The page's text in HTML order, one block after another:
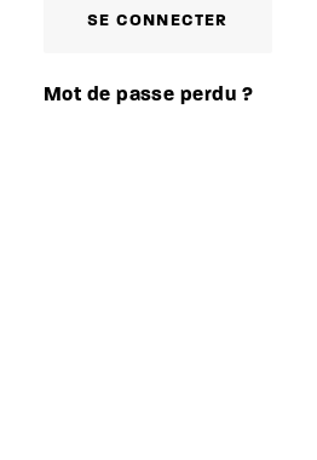
SE CONNECTER
Mot de passe perdu ?